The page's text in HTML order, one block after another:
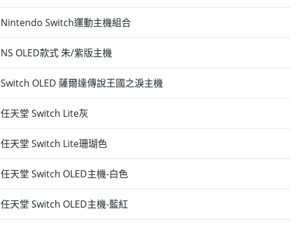
Nintendo Switch運動主機組合
NS OLED款式 朱/紫版主機
Switch OLED 薩爾達傳說王國之淚主機
任天堂 Switch Lite灰
任天堂 Switch Lite珊瑚色
任天堂 Switch OLED主機-白色
任天堂 Switch OLED主機-藍紅